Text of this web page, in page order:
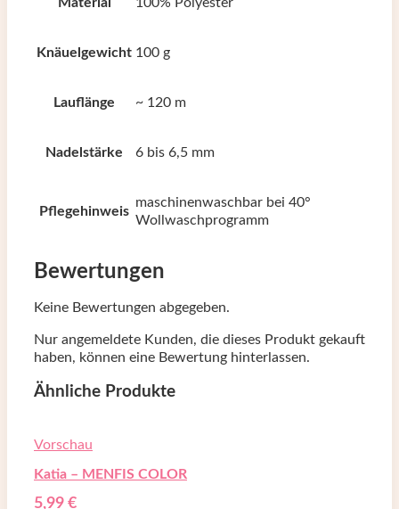
Knäuelgewicht 100 g
Lauflänge ~ 120 m
Nadelstärke 6 bis 6,5 mm
Pflegehinweis
maschinenwaschbar bei 40°
Wollwaschprogramm
Bewertungen
Keine Bewertungen abgegeben.
Nur angemeldete Kunden, die dieses Produkt gekauft
haben, können eine Bewertung hinterlassen.
Ähnliche Produkte
Vorschau
Katia – MENFIS COLOR
5,99 €